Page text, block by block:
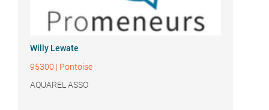
Willy Lewate
95300 | Pontoise
AQUAREL ASSO